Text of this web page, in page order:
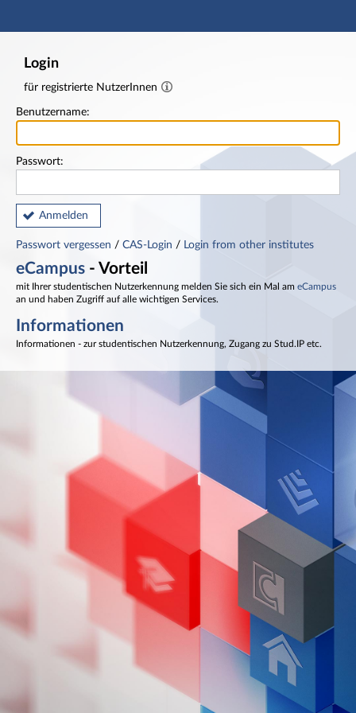
Hauptnavigation
Login
für registrierte NutzerInnen
Benutzername:
Passwort:
Anmelden
Passwort vergessen / CAS-Login / Login from other institutes
eCampus - Vorteil
mit Ihrer studentischen Nutzerkennung melden Sie sich ein Mal am eCampus
an und haben Zugriff auf alle wichtigen Services.
Informationen
Informationen - zur studentischen Nutzerkennung, Zugang zu Stud.IP etc.